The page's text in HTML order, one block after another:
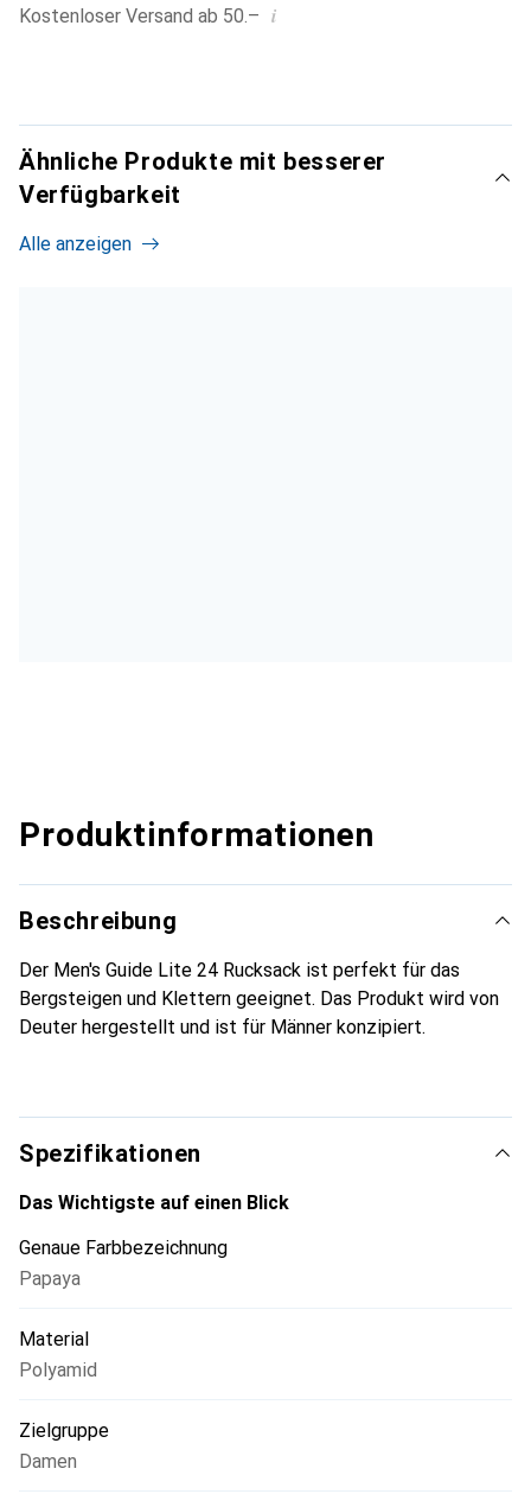
Kostenloser Versand ab 50.– i
Ähnliche Produkte mit besserer
Verfügbarkeit
Alle anzeigen
Produktinformationen
Beschreibung
Der Men's Guide Lite 24 Rucksack ist perfekt für das
Bergsteigen und Klettern geeignet. Das Produkt wird von
Deuter hergestellt und ist für Männer konzipiert.
Spezifikationen
Das Wichtigste auf einen Blick
Genaue Farbbezeichnung
Papaya
Material
Polyamid
Zielgruppe
Damen